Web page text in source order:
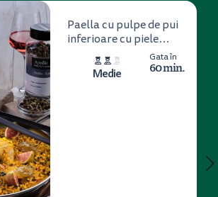
Paella cu pulpe de pui
inferioare cu piele
Fragedo, creveți,
legume și dulceață de
smochine verzi
Medie
Gata în
60 min.